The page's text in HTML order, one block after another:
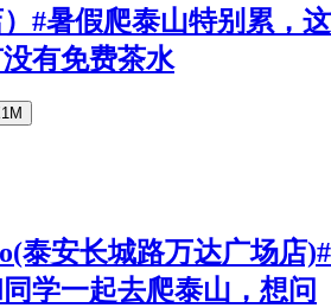
#暑假爬泰山特别累，这
有免费茶水
泰安长城路万达广场店)#
学一起去爬泰山，想问